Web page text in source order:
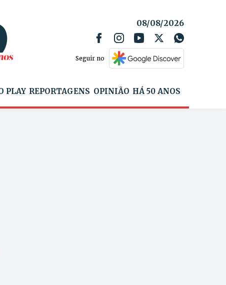
08/08/2026
Seguir no
PLAY REPORTAGENS OPINIÃO HÁ 50 ANOS